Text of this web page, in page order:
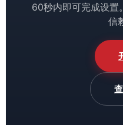
60秒内即可完成设置
信